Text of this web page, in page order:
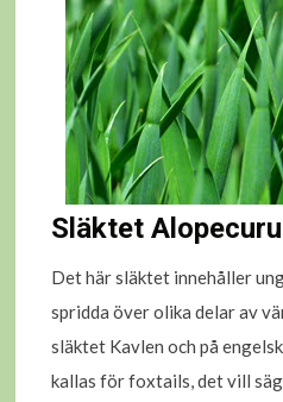
Släktet
Det här släktet innehåller
spridda över olika delar av
släktet Kavlen och på
kallas för foxtails, det vill